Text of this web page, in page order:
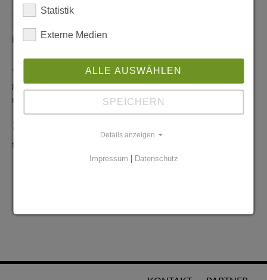
Redaktionelle Anfragen
info@stadtglanz.de
Anzeigen-Service
graen@mediaworldgmbh.deoder
meyer@mediaworldgmbh.de
tipps@stadtglanz.de
Statistik
Externe Medien
ALLE AUSWÄHLEN
SPEICHERN
Details anzeigen
Impressum | Datenschutz